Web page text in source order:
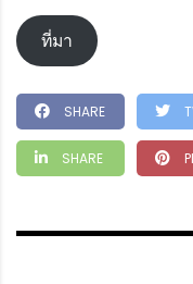
ที่มา
SHARE
SHARE